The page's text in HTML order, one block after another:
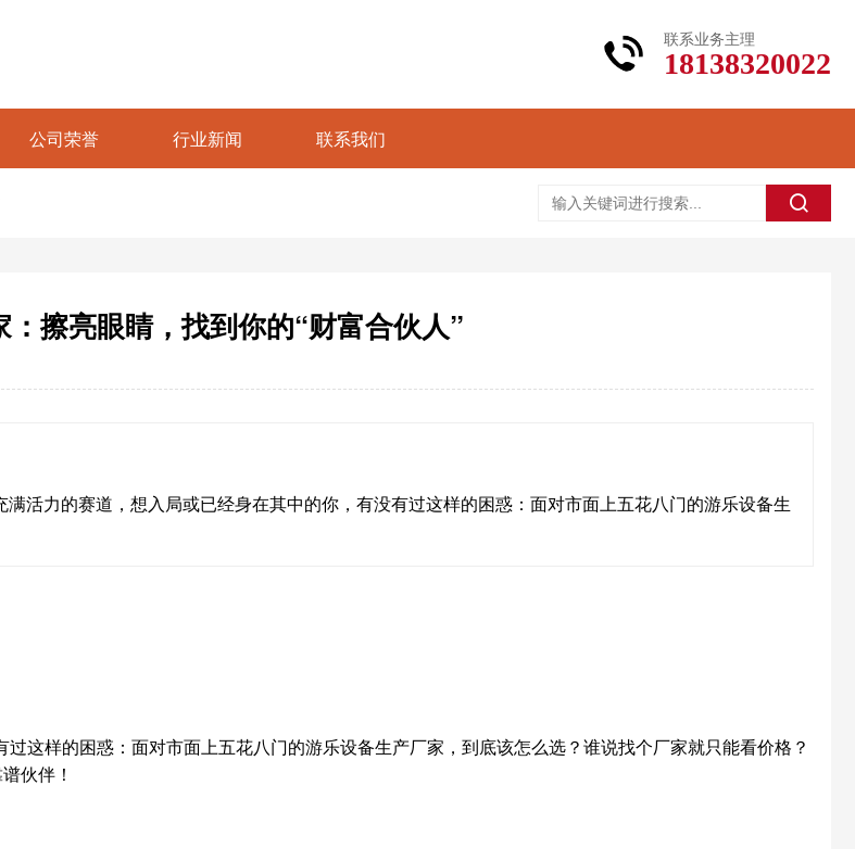
联系业务主理
18138320022
公司荣誉 行业新闻 联系我们
擦亮眼睛，找到你的“财富合伙人”
活力的赛道，想入局或已经身在其中的你，有没有过这样的困惑：面对市面上五花八门的游乐设备生
这样的困惑：面对市面上五花八门的游乐设备生产厂家，到底该怎么选？谁说找个厂家就只能看价格？
伙伴！